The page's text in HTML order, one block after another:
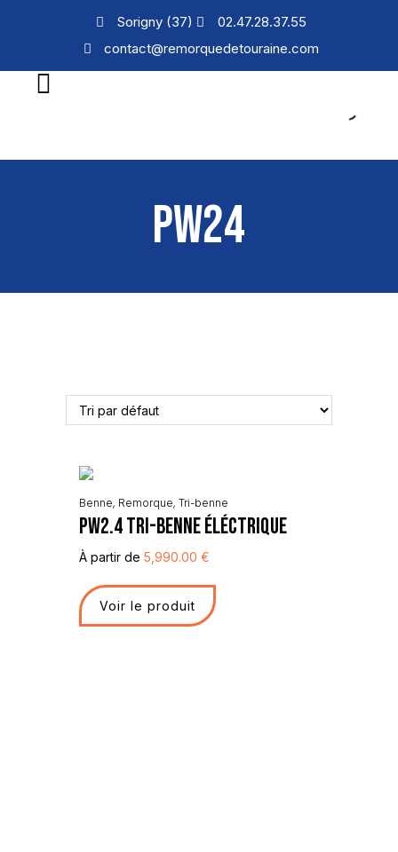
Sorigny (37)
02.47.28.37.55
contact@remorquedetouraine.com
PW24
Benne, Remorque, Tri-benne
PW2.4 Tri-Benne Éléctrique
À partir de 5,990.00 €
Voir le produit